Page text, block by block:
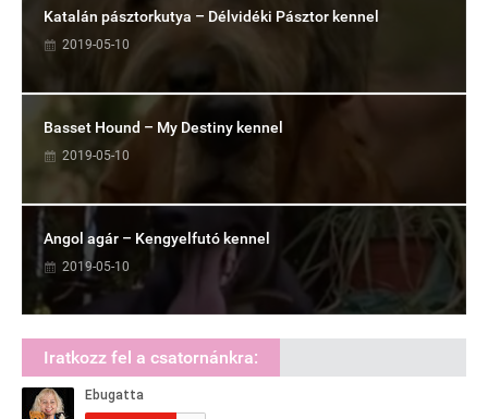
Katalán pásztorkutya – Délvidéki Pásztor kennel
2019-05-10
Basset Hound – My Destiny kennel
2019-05-10
Angol agár – Kengyelfutó kennel
2019-05-10
Iratkozz fel a csatornánkra: